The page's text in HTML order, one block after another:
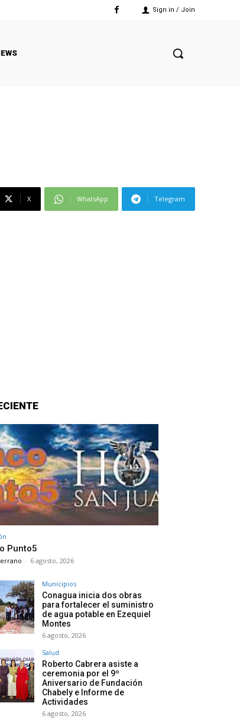
Sign in / Join
X WhatsApp Telegram
Punto5
- 6 agosto, 2026
Municipios
Conagua inicia dos obras
para fortalecer el suministro
de agua potable en Ezequiel
Montes
6 agosto, 2026
Salud
Roberto Cabrera asiste a
ceremonia por el 9º
Aniversario de Fundación
Chabely e Informe de
Actividades
6 agosto, 2026